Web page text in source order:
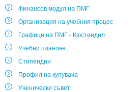
Финансов модул на ПМГ
Организация на учебния процес
Графици на ПМГ - Кюстендил
Учебни планове
Стипендии
Профил на купувача
Ученически съвет